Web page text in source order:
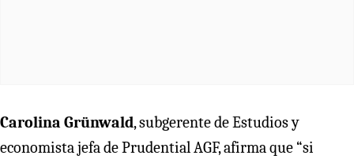
Carolina Grünwald, subgerente de Estudiosy
economista jefa dePrudential AGF, afirma que “si